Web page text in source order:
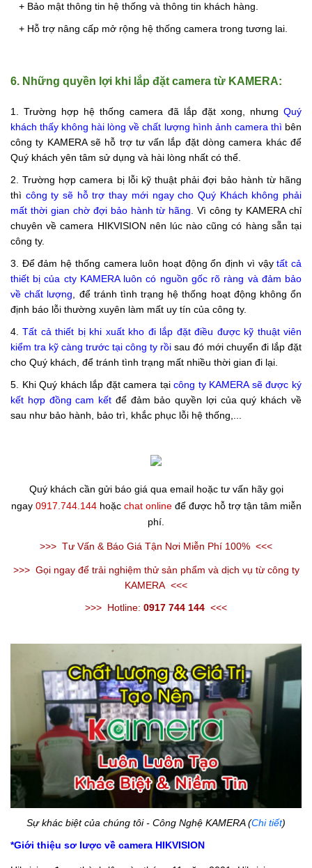
+ Bảo mật thông tin hệ thống và thông tin khách hàng.
+ Hỗ trợ nâng cấp mở rộng hệ thống camera trong tương lai.
6. Những quyền lợi khi lắp đặt camera từ KAMERA:
1. Trường hợp hệ thống camera đã lắp đặt xong, nhưng Quý
khách thấy không hài lòng về chất lượng hình ảnh camerathì bên
công ty KAMERA sẽ hỗ trợ tư vấn lắp đặt dòng camera khác để
Quý khách yên tâm sử dụng và hài lòng nhất có thể.
2. Trường hợp camera bị lỗi kỹ thuật phải đợi bảo hành từ hãng
thì công ty sẽ hỗ trợ thay mới ngay cho Quý Khách không phải
mất thời gian chờ đợi bảo hành từ hãng. Vì công ty KAMERA chỉ
chuyên về camera HIKVISION nên lúc nào cũng có hàng sẵn tại
công ty.
3. Để đảm hệ thống camera luôn hoạt động ổn định vì vậytất cả
thiết bị của cty KAMERA luôn có nguồn gốc rõ ràng và đảm bảo
về chất lượng, để tránh tình trạng hệ thống hoạt động không ổn
định báo lỗi thường xuyên làm mất uy tín của công ty.
4.Tất cả thiết bị khi xuất kho đi lắp đặt điều được kỹ thuật viên
kiểm tra kỹ càng trước tại công ty rồi sau đó mới chuyển đi lắp đặt
cho Quý khách, để tránh tình trạng mất nhiều thời gian đi lại.
5. Khi Quý khách lắp đặt camera tạicông ty KAMERA sẽ được ký
kết hợp đồngcam kết để đảm bảo quyền lợi của quý khách về
sau như bảo hành, bảo trì, khắc phục lỗi hệ thống,...
Quý khách cần gửi báo giá qua email hoặc tư vấn hãy gọi
ngay 0917.744.144 hoặc chat online để được hỗ trợ tận tâm miễn
phí.
>>> Tư Vấn & Báo Giá Tận Nơi Miễn Phí 100% <<<
>>> Gọi ngay để trải nghiệm thử sản phẩm và dịch vụ từ công ty
KAMERA <<<
>>> Hotline: 0917 744 144 <<<
Sự khác biệt của chúng tôi - Công Nghệ KAMERA (Chi tiết)
*Giới thiệu sơ lược về camera HIKVISION